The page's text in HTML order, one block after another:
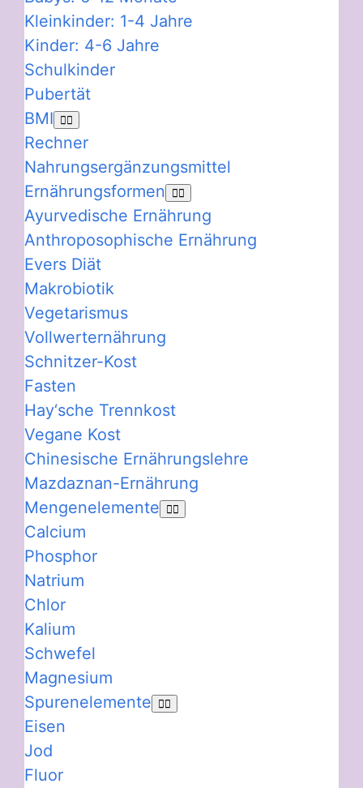
Kleinkinder: 1-4 Jahre
Kinder: 4-6 Jahre
Schulkinder
Pubertät
BMI
Rechner
Nahrungsergänzungsmittel
Ernährungsformen
Ayurvedische Ernährung
Anthroposophische Ernährung
Evers Diät
Makrobiotik
Vegetarismus
Vollwerternährung
Schnitzer-Kost
Fasten
Hay‘sche Trennkost
Vegane Kost
Chinesische Ernährungslehre
Mazdaznan-Ernährung
Mengenelemente
Calcium
Phosphor
Natrium
Chlor
Kalium
Schwefel
Magnesium
Spurenelemente
Eisen
Jod
Fluor